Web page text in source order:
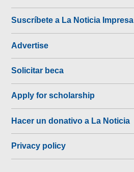
Suscríbete a La Noticia Impresa
Advertise
Solicitar beca
Apply for scholarship
Hacer un donativo a La Noticia
Privacy policy